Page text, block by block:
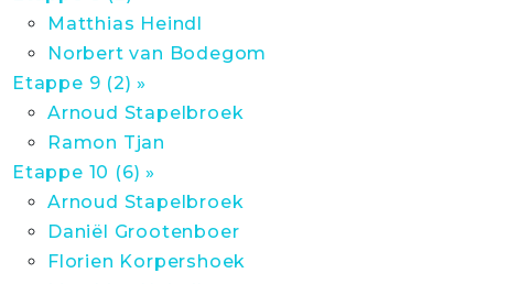
Matthias Heindl
Norbert van Bodegom
Etappe 9 (2) »
Arnoud Stapelbroek
Ramon Tjan
Etappe 10 (6) »
Arnoud Stapelbroek
Daniël Grootenboer
Florien Korpershoek